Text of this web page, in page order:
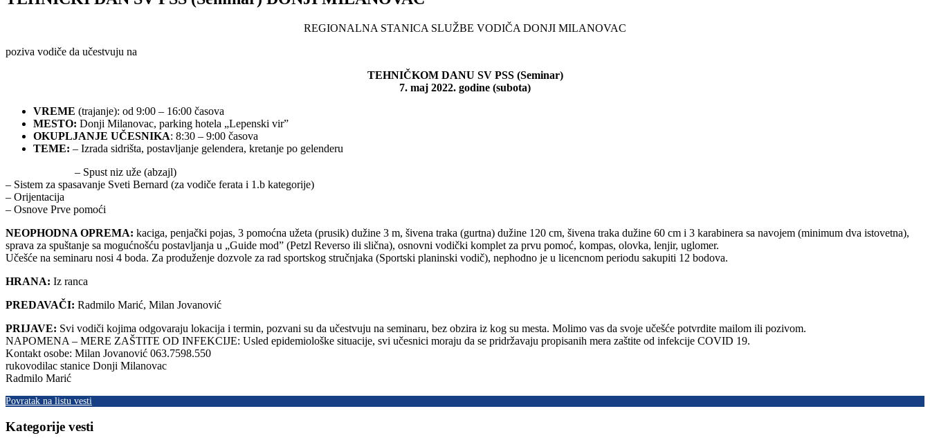
REGIONALNA STANICA SLUŽBE VODIČA DONJI MILANOVAC
poziva vodiče da učestvuju na
TEHNIČKOM DANU SV PSS (Seminar)
7. maj 2022. godine (subota)
VREME (trajanje): od 9:00 – 16:00 časova
MESTO: Donji Milanovac, parking hotela „Lepenski vir”
OKUPLJANJE UČESNIKA: 8:30 – 9:00 časova
TEME: – Izrada sidrišta, postavljanje gelendera, kretanje po gelenderu
– Spust niz uže (abzajl)
– Sistem za spasavanje Sveti Bernard (za vodiče ferata i 1.b kategorije)
– Orijentacija
– Osnove Prve pomoći
NEOPHODNA OPREMA: kaciga, penjački pojas, 3 pomoćna užeta (prusik) dužine 3 m, šivena traka (gurtna) dužine 120 cm, šivena traka dužine 60 cm i 3 karabinera sa navojem (minimum dva istovetna),
sprava za spuštanje sa mogućnošću postavljanja u „Guide mod” (Petzl Reverso ili slična), osnovni vodički komplet za prvu pomoć, kompas, olovka, lenjir, uglomer.
Učešće na seminaru nosi 4 boda. Za produženje dozvole za rad sportskog stručnjaka (Sportski planinski vodič), nephodno je u licencnom periodu sakupiti 12 bodova.
HRANA: Iz ranca
PREDAVAČI: Radmilo Marić, Milan Jovanović
PRIJAVE: Svi vodiči kojima odgovaraju lokacija i termin, pozvani su da učestvuju na seminaru, bez obzira iz kog su mesta. Molimo vas da svoje učešće potvrdite mailom ili pozivom.
NAPOMENA – MERE ZAŠTITE OD INFEKCIJE: Usled epidemiološke situacije, svi učesnici moraju da se pridržavaju propisanih mera zaštite od infekcije COVID 19.
Kontakt osobe: Milan Jovanović 063.7598.550
rukovodilac stanice Donji Milanovac
Radmilo Marić
Povratak na listu vesti
Kategorije vesti